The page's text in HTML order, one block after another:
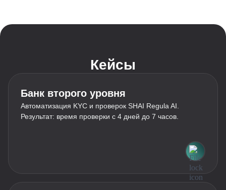
Кейсы
Банк второго уровня
Автоматизация KYC и проверок SHAI Regula AI.
Результат: время проверки с 4 дней до 7 часов.